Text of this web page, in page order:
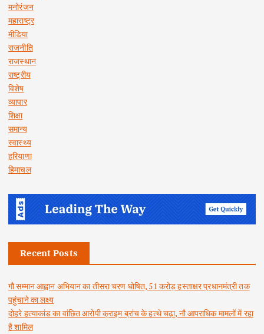
मनोरंजन
महाराष्ट्र
मीडिया
राजनीति
राजस्थान
राष्ट्रीय
विशेष
व्यापार
शिक्षा
समान्य
स्वास्थ्य
हरियाणा
हिमाचल
Recent Posts
गौ सम्मान आह्वान अभियान का तीसरा चरण घोषित, 51 करोड़ हस्ताक्षर प्रधानमंत्री तक
पहुंचाने का लक्ष्य
दोहरे हत्याकांड का वांछित आरोपी क्राइम ब्रांच के हत्थे चढ़ा, नौ आपराधिक मामलों में रहा
है शामिल